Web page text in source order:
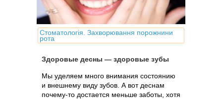
Стоматологія. Захворювання порожнини
рота
Здоровые десны — здоровые зубы
Мы уделяем много внимания состоянию
и внешнему виду зубов. А вот деснам
почему-то достается меньше заботы, хотя